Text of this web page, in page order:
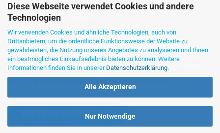
Diese Webseite verwendet Cookies und andere
Technologien
Wir verwenden Cookies und ähnliche Technologien, auch von
Drittanbietern, um die ordentliche Funktionsweise der Website zu
gewährleisten, die Nutzung unseres Angebotes zu analysieren und Ihnen
ein bestmögliches Einkaufserlebnis bieten zu können. Weitere
Informationen finden Sie in unserer Datenschutzerklärung.
Alle Akzeptieren
Nur Notwendige
Kontakt ... Sie sind dran!
Telefon 036702-21485
Ihre Meinung und Ideen
Wir denken für Sie über die Antworten nach und melden uns so
schnell wie möglich, telefonisch oder via E-Mail. Probieren
Sie's - wir sind sicher: es ist einen Versuch wert!
VERTRAG WIDERRUFEN